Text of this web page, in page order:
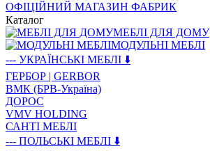
ОФІЦІЙНИЙ МАГАЗИН ФАБРИК
Каталог
МЕБЛІ ДЛЯ ДОМУ
МОДУЛЬНІ МЕБЛІ
--- УКРАЇНСЬКІ МЕБЛІ ⬇️
ГЕРБОР | GERBOR
ВМК (БРВ-Україна)
ДОРОС
VMV HOLDING
САНТІ МЕБЛІ
--- ПОЛЬСЬКІ МЕБЛІ ⬇️